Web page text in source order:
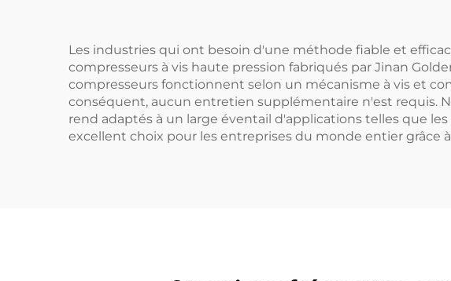
Les industries qui ont besoin d'une méthode fiable et
compresseurs à vis haute pression fabriqués par Jinan
compresseurs fonctionnent selon un mécanisme à vis et
conséquent, aucun entretien supplémentaire n'est requis.
rend adaptés à un large éventail d'applications telles que
excellent choix pour les entreprises du monde entier